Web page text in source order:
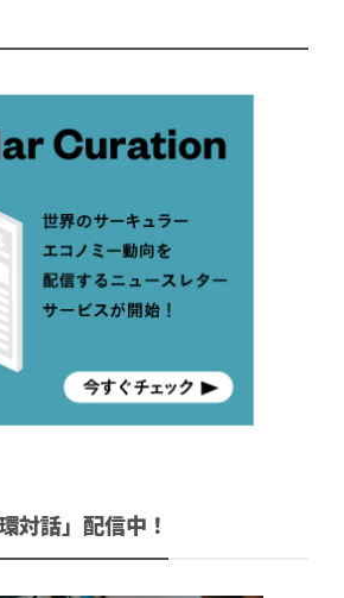
対話」配信中！